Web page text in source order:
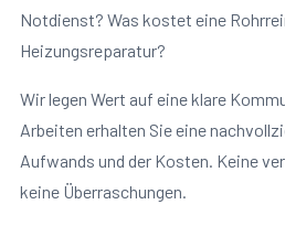
Notdienst? Was kostet eine
Heizungsreparatur?
Wir legen Wert auf eine klare
Arbeiten erhalten Sie eine
Aufwands und der Kosten. Keine
keine Überraschungen.